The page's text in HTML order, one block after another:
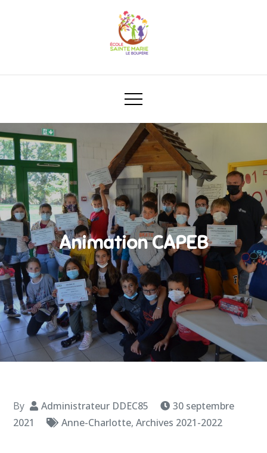
Animation CAPEB
By Administrateur DDEC85
30 septembre
2021
Anne-Charlotte,Archives 2021-2022